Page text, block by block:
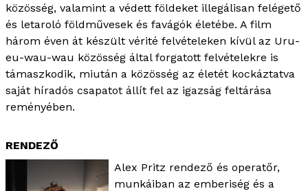
közösség, valamint a védett földeket illegálisan felégető
és letaroló földművesek és favágók életébe. A film
három éven át készült vérité felvételeken kívül az Uru-
eu-wau-wau közösség által forgatott felvételekre is
támaszkodik, miután a közösség az életét kockáztatva
saját híradós csapatot állít fel az igazság feltárása
reményében.
RENDEZŐ
Alex Pritz rendező és operatőr,
munkáiban az emberiség és a